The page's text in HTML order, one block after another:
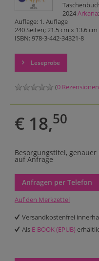
2024Arkana;
Auflage: 1. Auflage
240 Seiten; 21.5 cm x 13.6 cm
ISBN: 978-3-442-34321-8
Leseprobe
(0 Rezensionen
€ 18,50
Besorgungstitel,
auf Anfrage
Anfragen per Telefon
Auf den Merkzettel
Versandkostenfrei
Als E-BOOK (EPUB)